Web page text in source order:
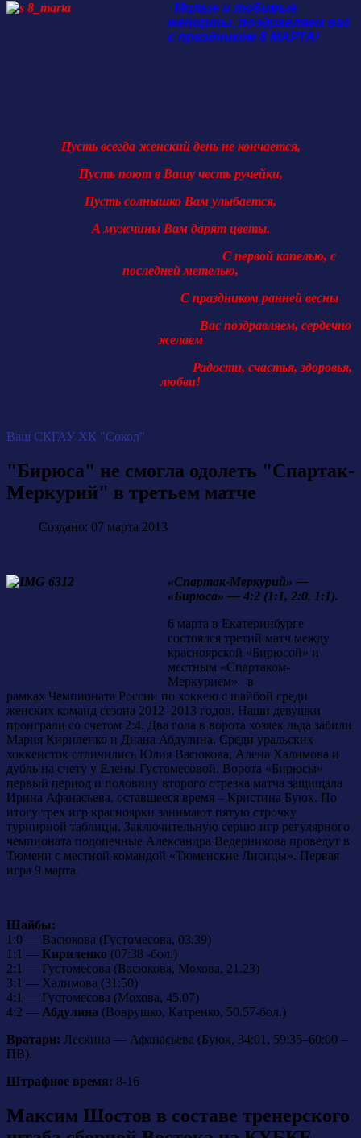
Милые и любимые
женщины, поздравляем вас
с праздником 8 МАРТА!
Пусть всегда женский день не кончается,
Пусть поют в Вашу честь ручейки,
Пусть солнышко Вам улыбается,
А мужчины Вам дарят цветы.
С первой капелью, с
последней метелью,
С праздником ранней весны
Вас поздравляем, сердечно
желаем
Радости, счастья, здоровья,
любви!
Ваш СКГАУ ХК "Сокол"
"Бирюса" не смогла одолеть "Спартак-
Меркурий" в третьем матче
Создано: 07 марта 2013
«Спартак-Меркурий» —
«Бирюса» — 4:2 (1:1, 2:0, 1:1).
6 марта в Екатеринбурге
состоялся третий матч между
красноярской «Бирюсой» и
местным «Спартаком-
Меркурием» в
рамках Чемпионата России по хоккею с шайбой среди
женских команд сезона 2012–2013 годов. Наши девушки
проиграли со счетом 2:4. Два гола в ворота хозяек льда забили
Мария Кириленко и Диана Абдулина. Среди уральских
хоккеисток отличились Юлия Васюкова, Алена Халимова и
дубль на счету у Елены Густомесовой. Ворота «Бирюсы»
первый период и половину второго отрезка матча защищала
Ирина Афанасьева, оставшееся время – Кристина Буюк. По
итогу трех игр красноярки занимают пятую строчку
турнирной таблицы. Заключительную серию игр регулярного
чемпионата подопечные Александра Ведерникова проведут в
Тюмени с местной командой «Тюменские Лисицы». Первая
игра 9 марта.
Шайбы:
1:0 — Васюкова (Густомесова, 03.39)
1:1 — Кириленко (07:38 -бол.)
2:1 — Густомесова (Васюкова, Мохова, 21.23)
3:1 — Халимова (31:50)
4:1 — Густомесова (Мохова, 45.07)
4:2 — Абдулина (Воврушко, Катренко, 50.57-бол.)
Вратари: Лескина — Афанасьева (Буюк, 34:01, 59:35–60:00 –
ПВ).
Штрафное время: 8-16
Максим Шостов в составе тренерского